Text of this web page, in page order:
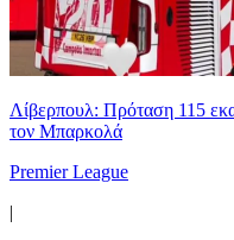
Λίβερπουλ: Πρόταση 115
τον Μπαρκολά
Premier League
|